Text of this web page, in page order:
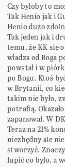
Czy byłoby to
Tak Henio jak i
Henio dużo
Tak jeden jak i
temu, że KK się
władza od Boga
powstał i w
po Bogu. Ktoś
w Brytanii, co
takim nie było,
potrafią.
zapanował. W
Teraz na 21%
niezbędny ale
stworzyć.
łupić co było, a